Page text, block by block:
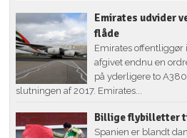
Emirates udvider
flåde
Emirates offentliggør
afgivet endnu en
på yderligere to
slutningen af 2017. Emirates...
Billige flybilletter
Spanien er blandt